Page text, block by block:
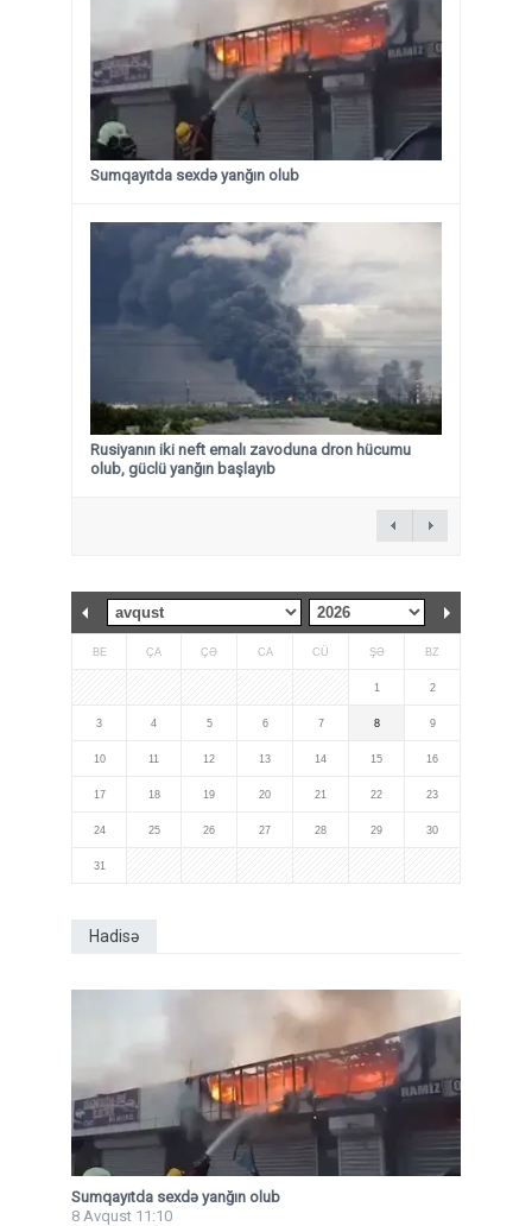
Sumqayıtda sexdə yanğın olub
Rusiyanın iki neft emalı zavoduna dron hücumu
olub, güclü yanğın başlayıb
BE ÇA ÇƏ CA CÜ ŞƏ BZ
1 2
3 4 5 6 7 8 9
10 11 12 13 14 15 16
17 18 19 20 21 22 23
24 25 26 27 28 29 30
31
Hadisə
Sumqayıtda sexdə yanğın olub
8 Avqust 11:10